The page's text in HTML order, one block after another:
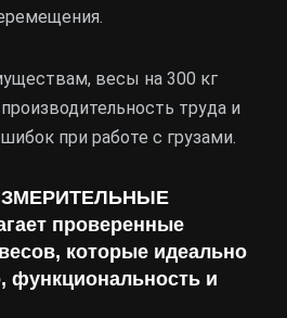
весы на 300 кг
труда и
при работе с грузами.
проверенные
которые идеально
функциональность и